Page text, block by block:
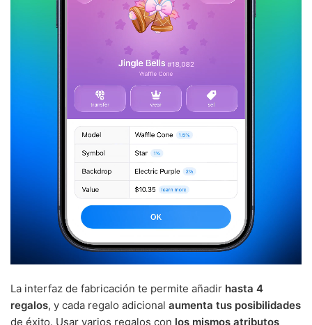
La interfaz de fabricación te permite añadir hasta 4
regalos, y cada regalo adicional aumenta tus posibilidades
de éxito. Usar varios regalos con los mismos atributos